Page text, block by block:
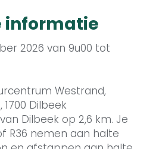
informatie
2026 van 9u00 tot
Westrand,
Dilbeek
Dilbeek op 2,6 km. Je
R36 nemen aan halte